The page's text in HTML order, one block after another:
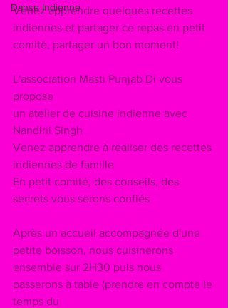
Danse Indienne
Venez apprendre quelques recettes
indiennes et partager ce repas en petit
comité, partager un bon moment!
L'association Masti Punjab Di vous
propose
un atelier de cuisine indienne avec
Nandini Singh
Venez apprendre à réaliser des recettes
indiennes de famille
En petit comité, des conseils, des
secrets vous serons confiés
Après un accueil accompagnée d'une
petite boisson, nous cuisinerons
ensemble sur 2H30 puis nous
passerons à table (prendre en compte le
temps du